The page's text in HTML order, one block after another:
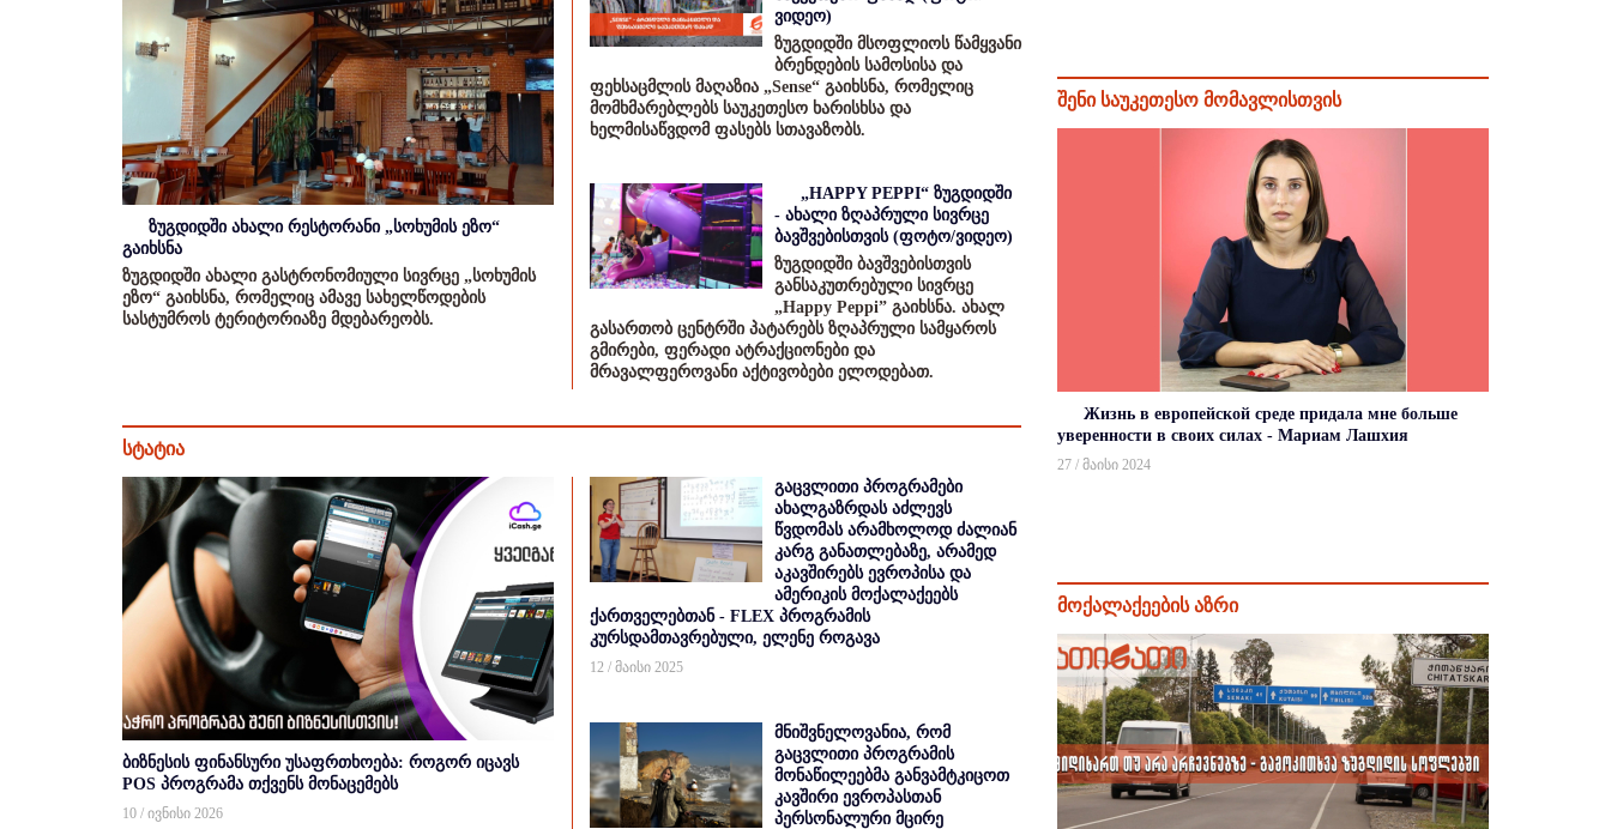
ზუგდიდში ახალი რესტორანი „სოხუმის ეზო“
გაიხსნა
ზუგდიდში ახალი გასტრონომიული სივრცე „სოხუმის
ეზო“ გაიხსნა, რომელიც ამავე სახელწოდების
სასტუმროს ტერიტორიაზე მდებარეობს.
ვიდეო)
ზუგდიდში მსოფლიოს წამყვანი
ბრენდების სამოსისა და
ფეხსაცმლის მაღაზია „Sense“ გაიხსნა, რომელიც
მომხმარებლებს საუკეთესო ხარისხსა და
ხელმისაწვდომ ფასებს სთავაზობს.
„HAPPY PEPPI“ ზუგდიდში
- ახალი ზღაპრული სივრცე
ბავშვებისთვის (ფოტო/ვიდეო)
ზუგდიდში ბავშვებისთვის
განსაკუთრებული სივრცე
„Happy Peppi” გაიხსნა. ახალ
გასართობ ცენტრში პატარებს ზღაპრული სამყაროს
გმირები, ფერადი ატრაქციონები და
მრავალფეროვანი აქტივობები ელოდებათ.
სტატია
ბიზნესის ფინანსური უსაფრთხოება: როგორ იცავს
POS პროგრამა თქვენს მონაცემებს
10 / ივნისი 2026
გაცვლითი პროგრამები
ახალგაზრდას აძლევს
წვდომას არამხოლოდ ძალიან
კარგ განათლებაზე, არამედ
აკავშირებს ევროპისა და
ამერიკის მოქალაქეებს
ქართველებთან - FLEX პროგრამის
კურსდამთავრებული, ელენე როგავა
12 / მაისი 2025
მნიშვნელოვანია, რომ
გაცვლითი პროგრამის
მონაწილეებმა განვამტკიცოთ
კავშირი ევროპასთან
პერსონალური მცირე
შენი საუკეთესო მომავლისთვის
Жизнь в европейской среде придала мне больше
уверенности в своих силах - Мариам Лашхия
27 / მაისი 2024
მოქალაქეების აზრი